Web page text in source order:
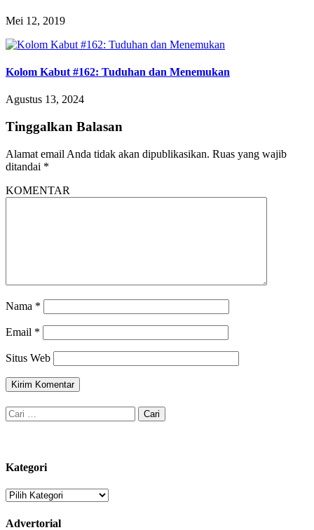
Mei 12, 2019
Kolom Kabut #162: Tuduhan dan Menemukan
Agustus 13, 2024
Tinggalkan Balasan
Alamat email Anda tidak akan dipublikasikan. Ruas yang wajib
ditandai *
KOMENTAR
Nama *
Email *
Situs Web
Cari
untuk:
Kategori
Kategori
Advertorial